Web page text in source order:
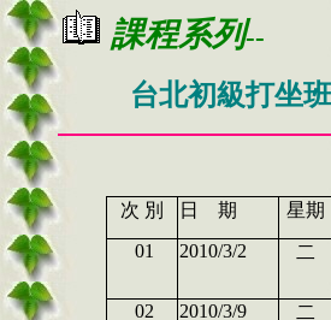
課程系列--
台北初級打坐
次 別 日 期 星期
01
2010/3/2 二
02 2010/3/9 二